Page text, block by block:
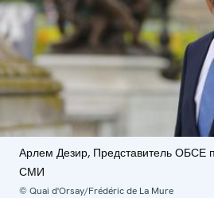
Арлем Дезир, Представитель ОБСЕ
СМИ
© Quai d'Orsay/Frédéric de La Mure